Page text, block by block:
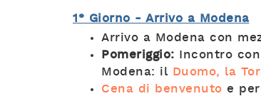
1° Giorno - Arrivo a Modena
Arrivo a Modena con
Pomeriggio:
Incontro
Modena: il Duomo, la
Cena di benvenuto e